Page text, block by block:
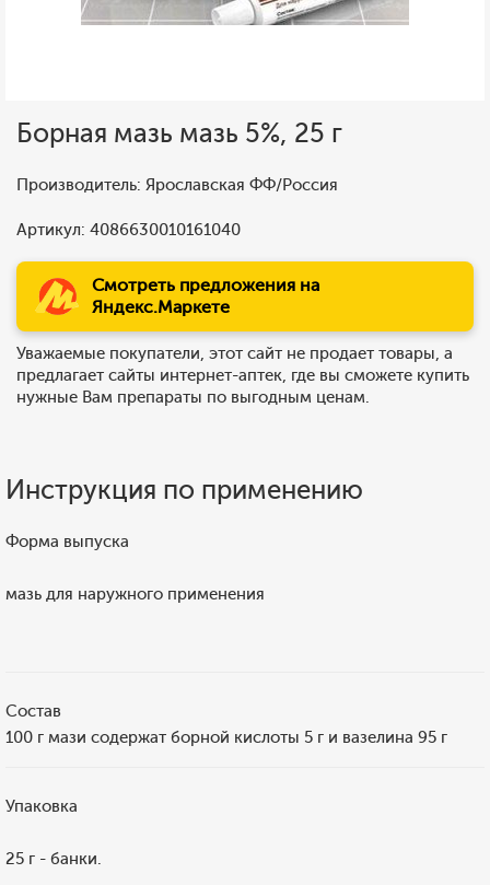
Борная мазь мазь 5%, 25 г
Производитель: Ярославская ФФ/Россия
Артикул: 4086630010161040
Смотреть предложения на
Яндекс.Маркете
Уважаемые покупатели, этот сайт не продает товары, а
предлагает сайты интернет-аптек, где вы сможете купить
нужные Вам препараты по выгодным ценам.
Инструкция по применению
Форма выпуска
мазь для наружного применения
Состав
100 г мази содержат борной кислоты 5 г и вазелина 95 г
Упаковка
25 г - банки.